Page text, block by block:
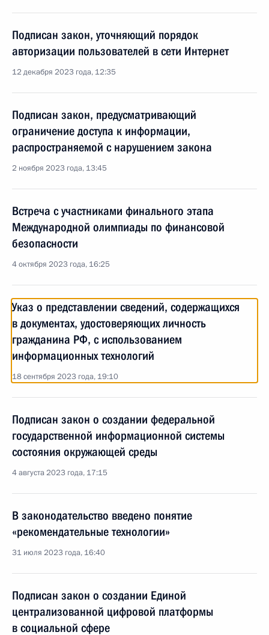
Подписан закон, уточняющий порядок
авторизации пользователей в сети Интернет
12 декабря 2023 года, 12:35
Подписан закон, предусматривающий
ограничение доступа к информации,
распространяемой с нарушением закона
2 ноября 2023 года, 13:45
Встреча с участниками финального этапа
Международной олимпиады по финансовой
безопасности
4 октября 2023 года, 16:25
Указ о представлении сведений, содержащихся
в документах, удостоверяющих личность
гражданина РФ, с использованием
информационных технологий
18 сентября 2023 года, 19:10
Подписан закон о создании федеральной
государственной информационной системы
состояния окружающей среды
4 августа 2023 года, 17:15
В законодательство введено понятие
«рекомендательные технологии»
31 июля 2023 года, 16:40
Подписан закон о создании Единой
централизованной цифровой платформы
в социальной сфере